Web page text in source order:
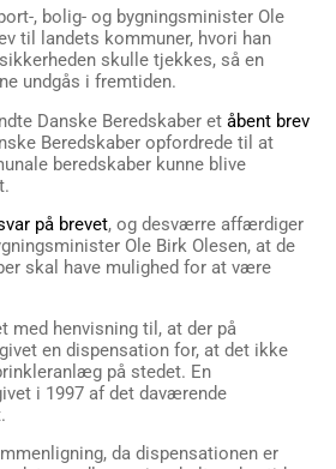
, bolig- og bygningsminister Ole
til landets kommuner, hvori han
skulle tjekkes, så en
undgås i fremtiden.
Danske Beredskaber et åbent brev
Beredskaber opfordrede til at
beredskaber kunne blive
på brevet, og desværre affærdiger
Ole Birk Olesen, at de
skal have mulighed for at være
med henvisning til, at der på
en dispensation for, at det ikke
på stedet. En
i 1997 af det daværende
da dispensationen er